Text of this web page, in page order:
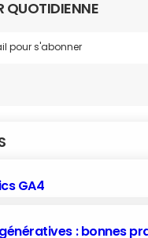
QUOTIDIENNE
GA4
: bonnes